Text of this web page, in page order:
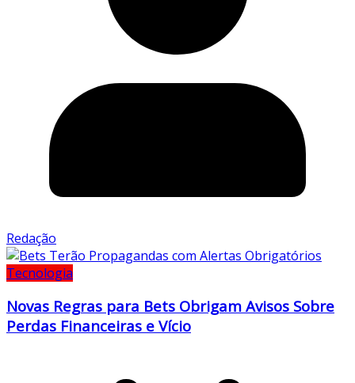
Redação
Tecnologia
Novas Regras para Bets Obrigam Avisos Sobre
Perdas Financeiras e Vício